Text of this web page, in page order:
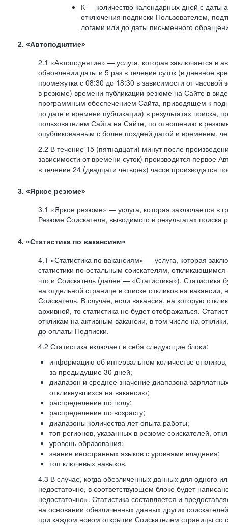
К — количество календарных дней с даты
отключения подписки Пользователем,
логами или до даты письменного
2. «Автоподнятие»
2.1 «Автоподнятие» — услуга, которая заключается в
обновлении даты и 5 раз в течение суток (в дневное
промежутка с 08:30 до 18:30 в зависимости от часовой
в резюме) времени публикации резюме на Сайте в
программным обеспечением Сайта, приводящем к
по дате и времени публикации) в результатах поиска,
пользователем Сайта на Сайте, по отношению к
опубликованным с более поздней датой и временем,
2.2 В течение 15 (пятнадцати) минут после
зависимости от времени суток) производится первое
в течение 24 (двадцати четырех) часов производятся
3. «Яркое резюме»
3.1 «Яркое резюме» — услуга, которая заключается в
Резюме Соискателя, выводимого в результатах поиска
4. «Статистика по вакансиям»
4.1 «Статистика по вакансиям» — услуга, которая
статистики по остальным соискателям,
что и Соискатель (далее — «Статистика»). Статистика
на отдельной странице в списке откликов на вакансии,
Соискатель. В случае, если вакансия, на которую
архивной, то статистика не будет отображаться.
откликам на активным вакансии, в том числе на
до оплаты Подписки.
4.2 Статистика включает в себя следующие блоки:
информацию об интервальном количестве
за предыдущие 30 дней;
диапазон и среднее значение диапазона
откликнувшихся на вакансию;
распределение по полу;
распределение по возрасту;
диапазоны количества лет опыта работы;
топ регионов, указанных в резюме соискателей,
уровень образования;
знание иностранных языков с уровнями владения;
топ ключевых навыков.
4.3 В случае, когда обезличенных данных для одного
недостаточно, в соответствующем блоке будет
недостаточно». Статистика составляется и
на основании обезличенных данных других
при каждом новом открытии Соискателем страницы со